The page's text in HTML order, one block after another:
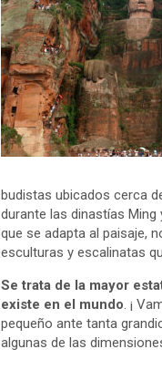
budistas ubicados cerca
durante las dinastías
que se adapta al paisaje,
esculturas y escalinatas
Se trata de la mayor
existe en el mundo. ¡
pequeño ante tanta
algunas de las